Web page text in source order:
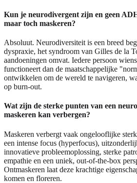
Kun je neurodivergent zijn en geen
maar toch maskeren?
Absoluut. Neurodiversiteit is een breed
dyspraxie, het syndroom van Gilles de la
aandoeningen omvat. Iedere persoon
functioneert dan de maatschappelijke
ontwikkelen om de wereld te navigeren,
op burn-out.
Wat zijn de sterke punten van een
maskeren kan verbergen?
Maskeren verbergt vaak ongelooflijke
een intense focus (hyperfocus),
innovatieve probleemoplossing, sterke
empathie en een uniek, out-of-the-box
Ontmaskeren laat deze krachtige
komen en floreren.